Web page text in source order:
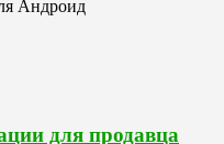
Андроид
для продавца